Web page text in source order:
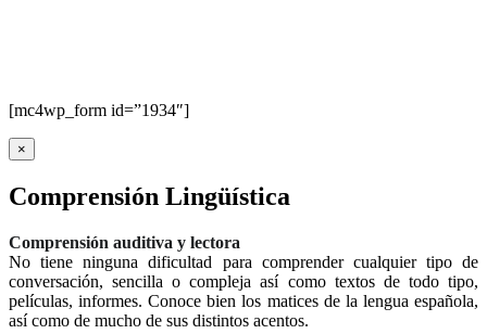
[mc4wp_form id=”1934″]
×
Comprensión Lingüística
Comprensión auditiva y lectora
No tiene ninguna dificultad para comprender cualquier tipo de
conversación, sencilla o compleja así como textos de todo tipo,
películas, informes. Conoce bien los matices de la lengua española,
así como de mucho de sus distintos acentos.